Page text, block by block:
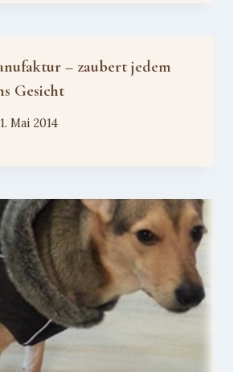
– zaubert jedem
Gesicht
1. Mai 2014